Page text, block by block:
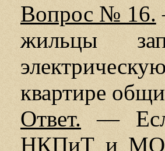
Вопрос № 16.
жильцы
квартире
Ответ. —
НКПиТ и